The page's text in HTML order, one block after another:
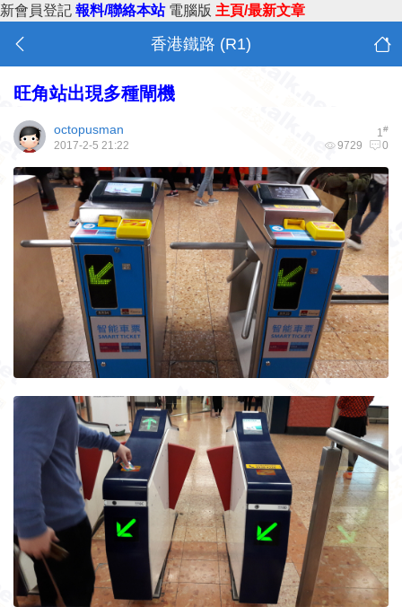
新會員登記 報料/聯絡本站 電腦版 主頁/最新文章
香港鐵路 (R1)
旺角站出現多種閘機
1#
octopusman
9729 0
2017-2-5 21:22